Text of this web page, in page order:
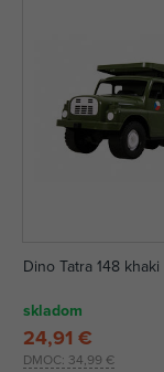
Dino Tatra 148 khaki
skladom
DMOC: 34,99 €
24,91 €